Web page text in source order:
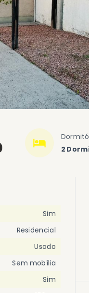
2
Sim
Residencial
Usado
Sem mobília
Sim